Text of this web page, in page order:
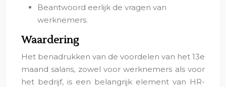
Beantwoord eerlijk de vragen van
werknemers.
Waardering
Het benadrukken van de voordelen van het 13e
maand salaris, zowel voor werknemers als voor
het bedrijf, is een belangrijk element van HR-